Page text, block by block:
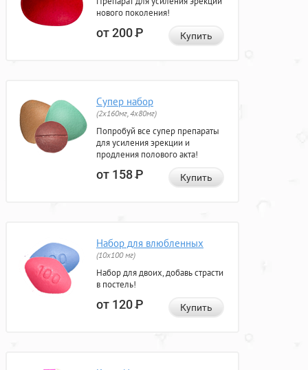
нового поколения!
от 200Р Купить
Супер набор
(2х160мг, 4х80мг)
Попробуй все супер препараты
для усиления эрекции и
продления полового акта!
от 158Р Купить
Набор для влюбленных
(10х100 мг)
Набор для двоих, добавь страсти
в постель!
от 120Р Купить